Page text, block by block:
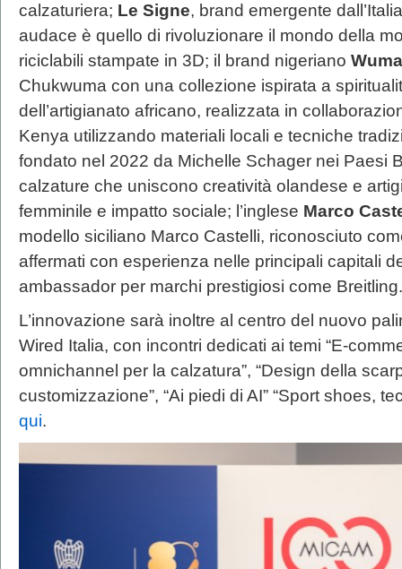
calzaturiera; Le Signe, brand emergente
audace è quello di rivoluzionare il mondo della
riciclabili stampate in 3D; il brand nigeriano
Chukwuma con una collezione ispirata a
dell’artigianato africano, realizzata in
Kenya utilizzando materiali locali e tecniche
fondato nel 2022 da Michelle Schager nei Paesi
calzature che uniscono creatività olandese e
femminile e impatto sociale; l’inglese Marco
modello siciliano Marco Castelli, riconosciuto
affermati con esperienza nelle principali capitali
ambassador per marchi prestigiosi come Breitling.
L’innovazione sarà inoltre al centro del nuovo
Wired Italia, con incontri dedicati ai temi “E-
omnichannel per la calzatura”, “Design della
customizzazione”, “Ai piedi di AI” “Sport shoes,
qui.